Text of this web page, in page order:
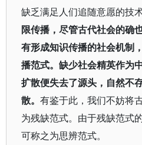
缺乏满足人们追随意愿的技术
限传播，尽管古代社会的确
有形成知识传播的社会机制
播范式。缺少社会精英作为
扩散便失去了源头，自然不
散。 有鉴于此，我们不妨将
为残缺范式。由于残缺范式
可称之为思辨范式。